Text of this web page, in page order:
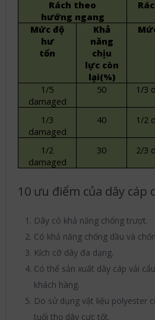
Rách theo
hướng ngang
Mức độ
hư
tổn
Khả
năng
chịu
lực còn
lại(%)
1/5
damaged
50 1/3
1/3
damaged
40 1/2
1/2
damaged
30 2/3
10 ưu điểm của dây cáp
Dây có khả năng chống trượt.
Có khả năng chống dầu và
Kích cỡ dây đa dạng.
Có thể sản xuất dây cáp vải
khách hàng.
Do sử dụng vật liệu polyester
tuổi thọ dây cực tốt.